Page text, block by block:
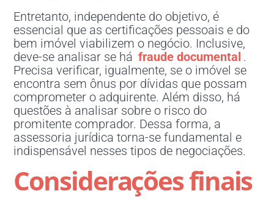
Entretanto, independente do objetivo, é
essencial que as certificações pessoais e do
bem imóvel viabilizem o negócio. Inclusive,
deve-se analisar se há fraude documental .
Precisa verificar, igualmente, se o imóvel se
encontra sem ônus por dívidas que possam
comprometer o adquirente. Além disso, há
questões à analisar sobre o risco do
promitente comprador. Dessa forma, a
assessoria jurídica torna-se fundamental e
indispensável nesses tipos de negociações.
Considerações finais